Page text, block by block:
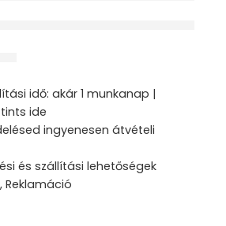
idő: akár 1 munkanap |
ide
ingyenesen átvételi
és szállítási lehetőségek
Reklamáció